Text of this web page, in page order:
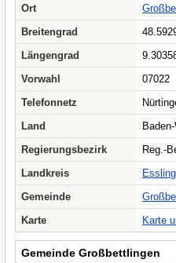
Ort
Breitengrad
Längengrad
Vorwahl
07022
Telefonnetz
Land
Regierungsbezirk
Reg.-
Landkreis
Gemeinde
Karte
Karte
Gemeinde Großbettlingen